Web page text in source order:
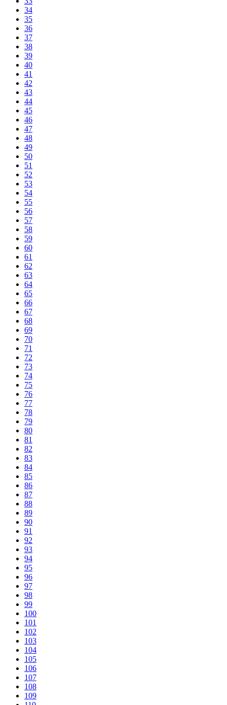
34
35
36
37
38
39
40
41
42
43
44
45
46
47
48
49
50
51
52
53
54
55
56
57
58
59
60
61
62
63
64
65
66
67
68
69
70
71
72
73
74
75
76
77
78
79
80
81
82
83
84
85
86
87
88
89
90
91
92
93
94
95
96
97
98
99
100
101
102
103
104
105
106
107
108
109